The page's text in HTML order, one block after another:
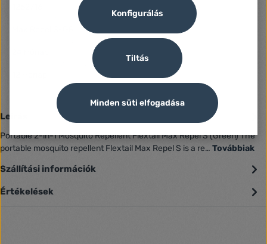
Leírás
Portable 2-in-1 Mosquito Repellent Flextail Max Repel S (Green) The
portable mosquito repellent Flextail Max Repel S is a re… Továbbiak
Szállítási információk
Értékelések
Tiltás
Konfigurálás
Minden süti elfogadása